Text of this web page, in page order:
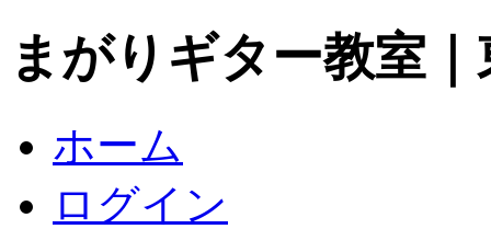
まがりギター教室
ホーム
ログイン